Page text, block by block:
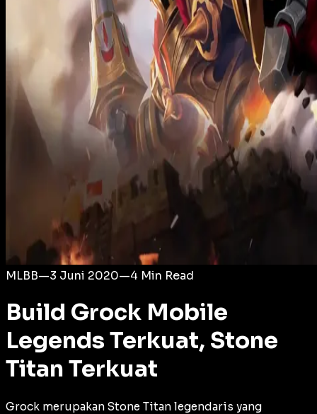
MLBB—3 Juni 2020—4 Min Read
Build Grock Mobile
Legends Terkuat, Stone
Titan Terkuat
Grock merupakan Stone Titan legendaris yang